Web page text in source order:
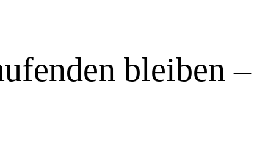
bleiben –